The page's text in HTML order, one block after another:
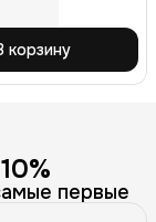
корзину
первые